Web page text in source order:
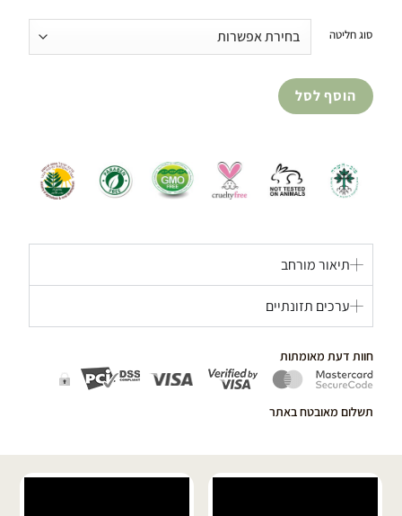
סוג חליטה
הוסף לסל
תיאור מורחב
ערכים תזונתיים
חוות דעת מאומתות
תשלום מאובטח באתר